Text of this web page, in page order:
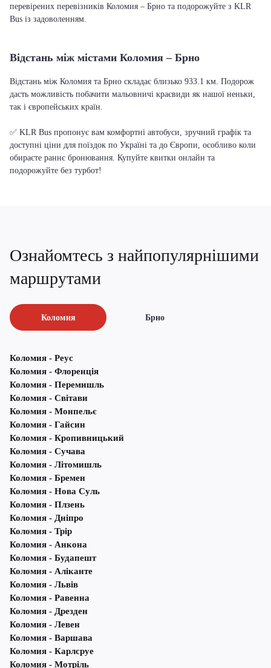
перевірених перевізників Коломия – Брно та подорожуйте з KLR
Bus із задоволенням.
Відстань між містами Коломия – Брно
Відстань між Коломия та Брно складає близько 933.1 км. Подорож
дасть можливість побачити мальовничі краєвиди як нашої неньки,
так і європейських країн.
✅ KLR Bus пропонує вам комфортні автобуси, зручний графік та
доступні ціни для поїздок по Україні та до Європи, особливо коли
обираєте раннє бронювання. Купуйте квитки онлайн та
подорожуйте без турбот!
Ознайомтесь з найпопулярнішими
маршрутами
Коломия Брно
Коломия - Реус
Коломия - Флоренція
Коломия - Перемишль
Коломия - Світави
Коломия - Монпельє
Коломия - Гайсин
Коломия - Кропивницький
Коломия - Сучава
Коломия - Літомишль
Коломия - Бремен
Коломия - Нова Суль
Коломия - Плзень
Коломия - Дніпро
Коломия - Трір
Коломия - Анкона
Коломия - Будапешт
Коломия - Аліканте
Коломия - Львів
Коломия - Равенна
Коломия - Дрезден
Коломия - Левен
Коломия - Варшава
Коломия - Карлсруе
Коломия - Мотріль